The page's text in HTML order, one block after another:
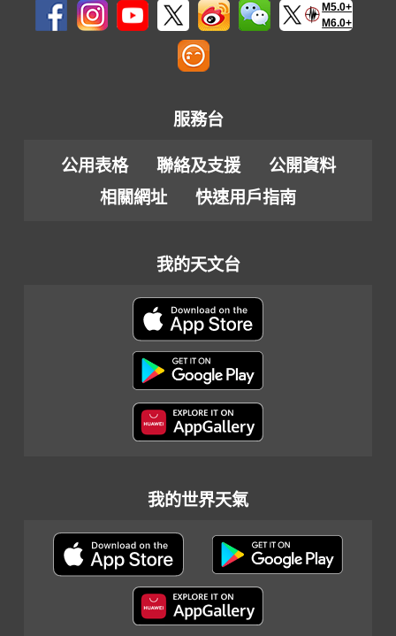
M5.0+
M6.0+
服務台
公用表格 聯絡及支援
公開資料
相關網址
快速用戶指南
我的天文台
我的世界天氣